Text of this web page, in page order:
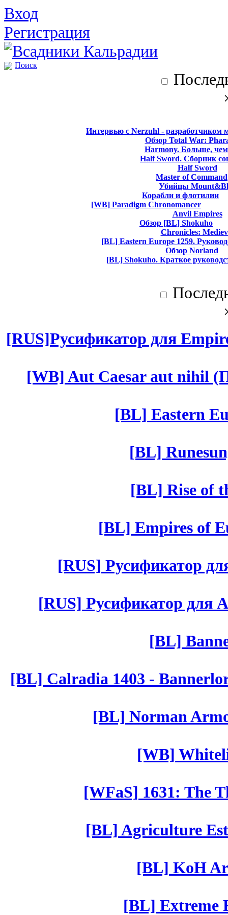
Вход
Регистрация
Поиск
Интервью с Nerzuhl - разработчиком
Обзор Total War:
Harmony. Больше,
Half Sword. Сборник
Half Sword
Master of Command
Убийцы
Корабли и флотилии
[WB] Paradigm Chronomancer
Anvil Empires
Обзор [BL] Shokuho
Chronicles:
[BL] Eastern Europe 1259.
Обзор Norland
[BL] Shokuho. Краткое
[RUS]Русификатор для
[WB] Aut Caesar aut nihil
[BL] Eastern
[BL]
[BL] Rise of
[BL] Empires of
[RUS] Русификатор
[RUS] Русификатор для
[BL]
[BL] Calradia 1403 -
[BL] Norman
[WB]
[WFaS] 1631: The
[BL] Agriculture
[BL] KoH
[BL] Extreme